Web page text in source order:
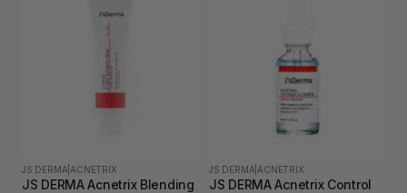
JS DERMA ACNETRIX
JS DERMA Acnetrix Blending
JS DERMA ACNETRIX
JS DERMA Acnetrix Control